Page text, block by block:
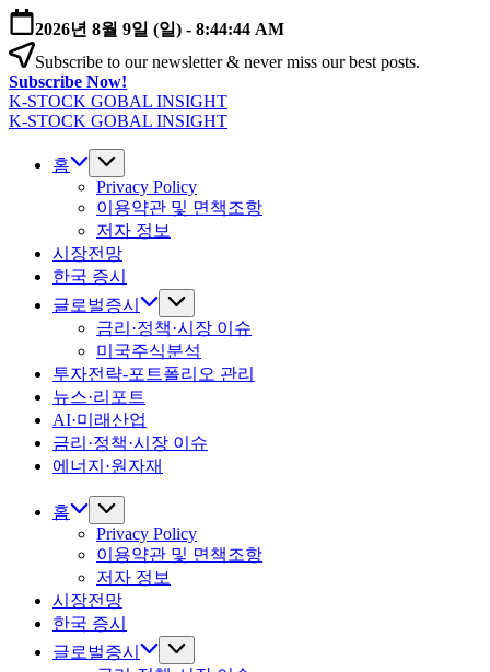
본
문
으
로
건
너
2026년 8월 9일 (일) - 8:44:45 AM
Subscribe to our newsletter & never miss our best posts.
Subscribe Now!
K-STOCK GOBAL INSIGHT
글
K-STOCK GOBAL INSIGHT
홈
Privacy Policy
이용약관 및 면책조항
저자 정보
시장전망
한국 증시
글로벌증시
금리·정책·시장 이슈
미국주식분석
투자전략-포트폴리오 관리
뉴스·리포트
AI·미래산업
금리·정책·시장 이슈
에너지·원자재
홈
Privacy Policy
이용약관 및 면책조항
저자 정보
시장전망
한국 증시
글로벌증시